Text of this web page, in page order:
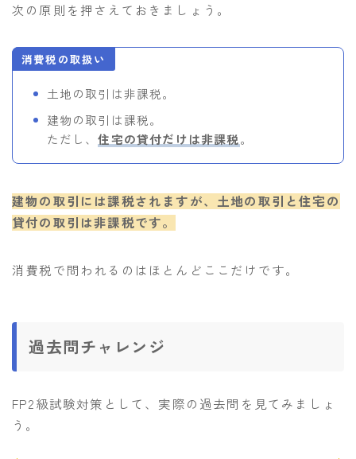
次の原則を押さえておきましょう。
消費税の取扱い
土地の取引は非課税。
建物の取引は課税。
ただし、住宅の貸付だけは非課税。
建物の取引には課税されますが、土地の取引と住宅の
貸付の取引は非課税です。
消費税で問われるのはほとんどここだけです。
過去問チャレンジ
FP2級試験対策として、実際の過去問を見てみましょ
う。